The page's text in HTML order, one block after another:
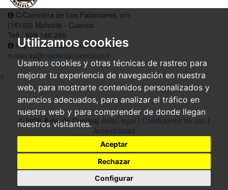
Utilizamos cookies
Usamos cookies y otras técnicas de rastreo para
mejorar tu experiencia de navegación en nuestra
web, para mostrarte contenidos personalizados y
anuncios adecuados, para analizar el tráfico en
nuestra web y para comprender de donde llegan
nuestros visitantes.
Aceptar
Rechazar
Configurar
C/Carretera de Los Palancares, s/n
(16193) Mohorte - Cuenca
Telf.: 969 140 250
http://www.maderascuenca.com
maderas@maderascuenca.com
<
© 2026 Ayto. de Cuenca| Aviso legal | Condiciones de uso |
Accesibilidad